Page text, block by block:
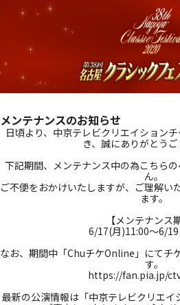
メンテナンスのお知らせ
日頃より、中京テレビクリエイション
き、誠にありがとうご
下記期間、メンテナンス中の為こちら
ん。
ご不便をおかけいたしますが、ご理解い
ます。
【メンテナンス
6/17(月)11:00～6/
なお、期間中「ChuチケOnline」にてチ
す。
https://fan.pia.jp/
最新の公演情報は「中京テレビクリエイ